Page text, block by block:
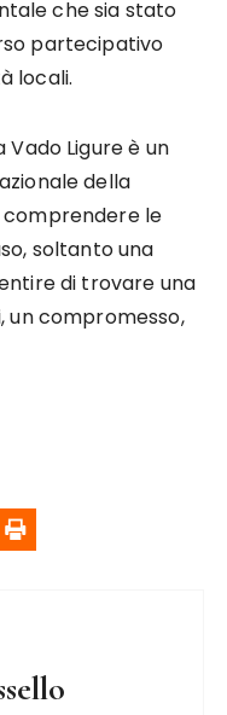
che sia stato
partecipativo
locali.
Ligure è un
della
comprendere le
soltanto una
di trovare una
compromesso,